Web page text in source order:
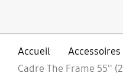
Accueil
Accessoires
Cadre The Frame 55''